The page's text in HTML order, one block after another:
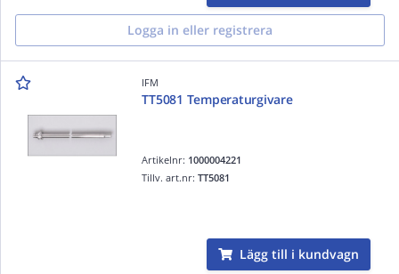
Logga in eller registrera
IFM
TT5081 Temperaturgivare
Artikelnr: 1000004221
Tillv. art.nr:TT5081
Lägg till i kundvagn